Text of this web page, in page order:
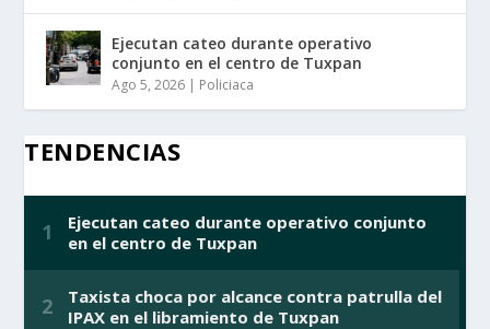
Ejecutan cateo durante operativo
conjunto en el centro de Tuxpan
Ago 5, 2026 | Policiaca
TENDENCIAS